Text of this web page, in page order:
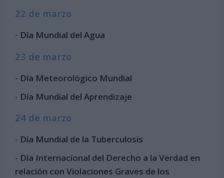
22 de marzo
- Día Mundial del Agua
23 de marzo
- Día Meteorológico Mundial
- Día Mundial del Aprendizaje
24 de marzo
- Día Mundial de la Tuberculosis
- Día Internacional del Derecho a la Verdad en
relación con Violaciones Graves de los